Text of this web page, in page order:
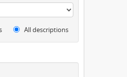
All descriptions